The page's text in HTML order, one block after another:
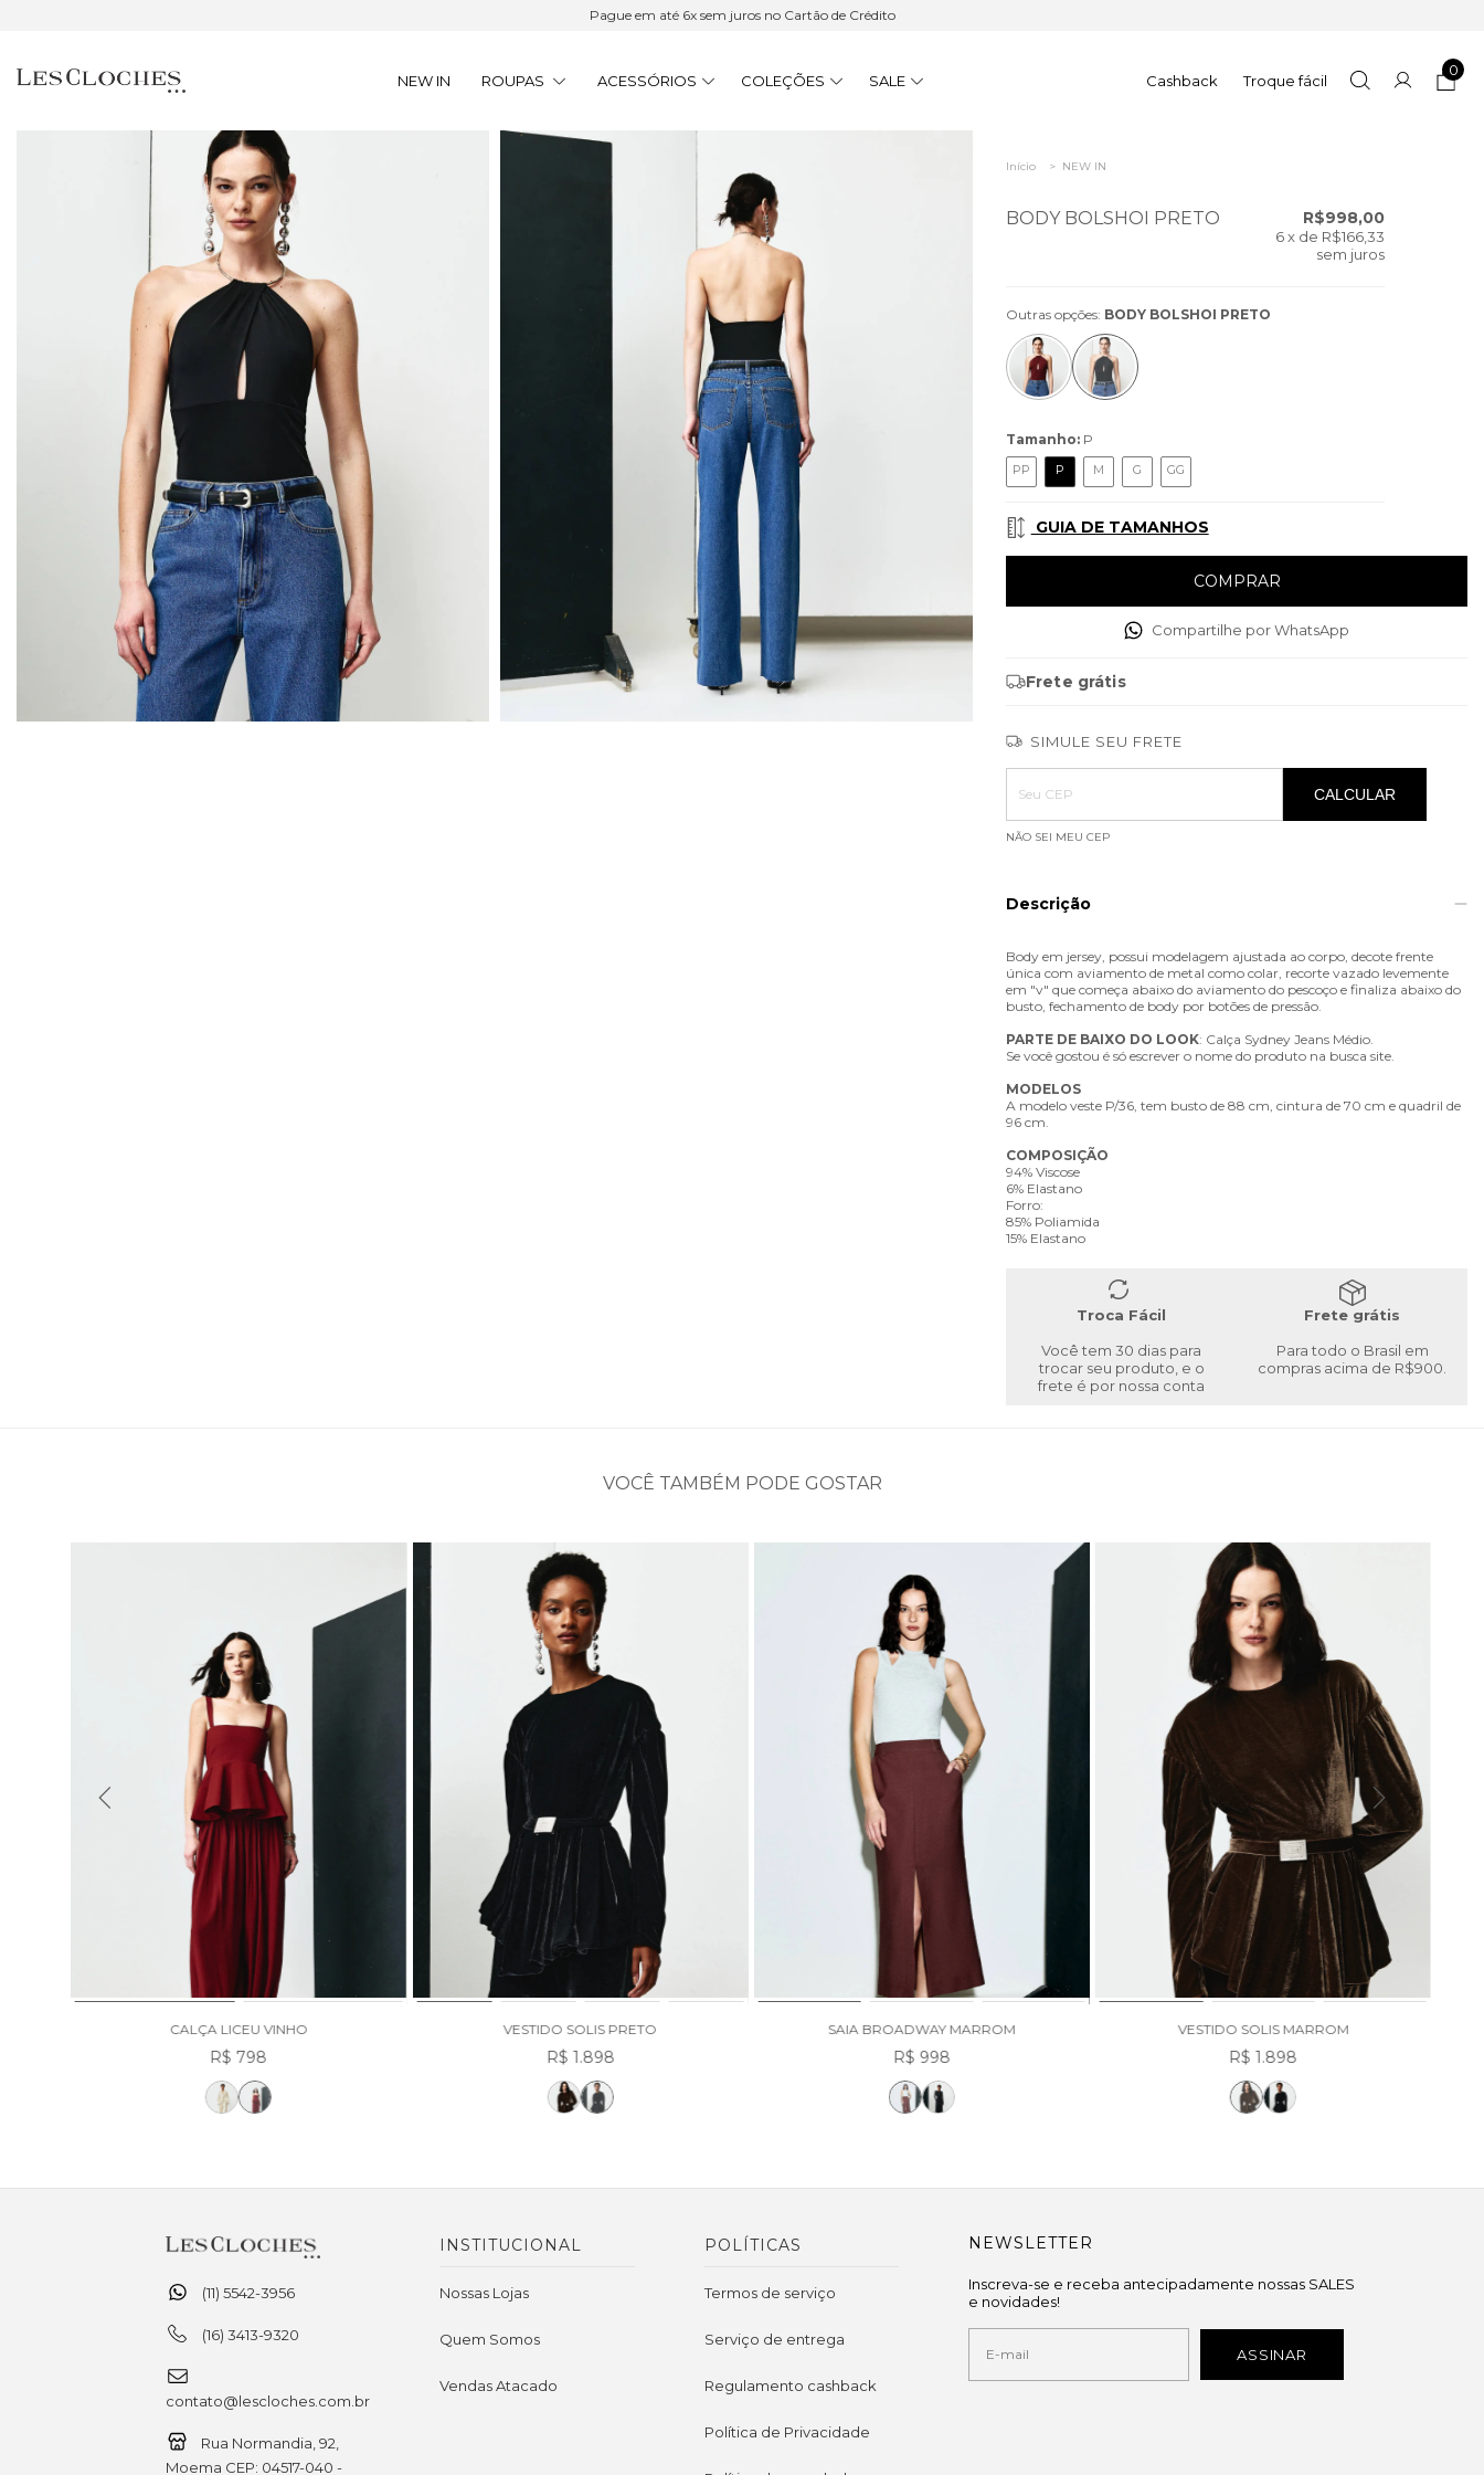
Pague em até 6x sem juros no Cartão de Crédito
NEW IN ROUPAS ACESSÓRIOS COLEÇÕES SALE Cashback Troque fácil
0
Início > NEW IN
BODY BOLSHOI PRETO R$998,00
6 x de R$166,33
sem juros
Outras opções: BODY BOLSHOI PRETO
Tamanho: P
PP P M G GG
GUIA DE TAMANHOS
Compartilhe por WhatsApp
Frete grátis
SIMULE SEU FRETE
Entregas para o CEP:
ALTERAR CEP
CALCULAR
NÃO SEI MEU CEP
Descrição
Body em jersey, possui modelagem ajustada ao corpo, decote frente
única com aviamento de metal como colar, recorte vazado levemente
em "v" que começa abaixo do aviamento do pescoço e finaliza abaixo do
busto, fechamento de body por botões de pressão.
PARTE DE BAIXO DO LOOK: Calça Sydney Jeans Médio.
Se você gostou é só escrever o nome do produto na busca site.
MODELOS
A modelo veste P/36, tem busto de 88 cm, cintura de 70 cm e quadril de
96 cm.
COMPOSIÇÃO
94% Viscose
6% Elastano
Forro:
85% Poliamida
15% Elastano
Troca Fácil
Você tem 30 dias para
trocar seu produto, e o
frete é por nossa conta
Frete grátis
Para todo o Brasil em
compras acima de R$900.
VOCÊ TAMBÉM PODE GOSTAR
CALÇA LICEU VINHO
R$ 798
VESTIDO SOLIS PRETO
R$ 1.898
SAIA BROADWAY MARROM
R$ 998
VESTIDO SOLIS MARROM
R$ 1.898
(11) 5542-3956
(16) 3413-9320
contato@lescloches.com.br
Rua Normandia, 92,
Moema CEP: 04517-040 -
INSTITUCIONAL
Nossas Lojas
Quem Somos
Vendas Atacado
POLÍTICAS
Termos de serviço
Serviço de entrega
Regulamento cashback
Política de Privacidade
NEWSLETTER
Inscreva-se e receba antecipadamente nossas SALES
e novidades!